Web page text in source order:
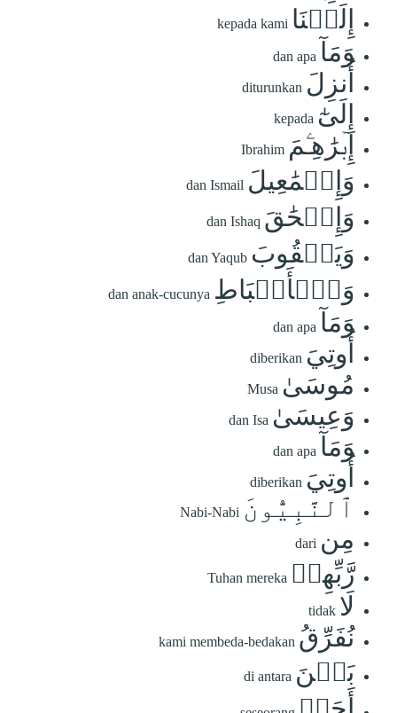
إِلَيۡنَا kepada kami
وَمَآ dan apa
أُنزِلَ diturunkan
إِلَىٰٓ kepada
إِبۡرَٰهِـۧمَ Ibrahim
وَإِسۡمَٰعِيلَ dan Ismail
وَإِسۡحَٰقَ dan Ishaq
وَيَعۡقُوبَ dan Yaqub
وَٱلۡأَسۡبَاطِ dan anak-cucunya
وَمَآ dan apa
أُوتِيَ diberikan
مُوسَىٰ Musa
وَعِيسَىٰ dan Isa
وَمَآ dan apa
أُوتِيَ diberikan
ٱلنَّبِيُّونَ Nabi-Nabi
مِن dari
رَّبِّهِمۡ Tuhan mereka
لَا tidak
نُفَرِّقُ kami membeda-bedakan
بَيۡنَ di antara